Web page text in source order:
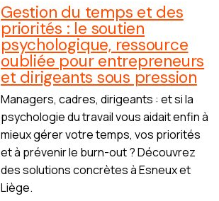
Gestion du temps et des
priorités : le soutien
psychologique, ressource
oubliée pour entrepreneurs
et dirigeants sous pression
Managers, cadres, dirigeants : et si la
psychologie du travail vous aidait enfin à
mieux gérer votre temps, vos priorités
et à prévenir le burn-out ? Découvrez
des solutions concrètes à Esneux et
Liège.